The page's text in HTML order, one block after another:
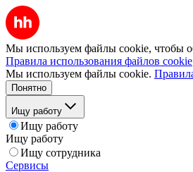
Мы используем файлы cookie, чтобы
Правила использования файлов cookie
Мы используем файлы cookie.
Понятно
Ищу работу
Ищу работу
Ищу работу
Ищу сотрудника
Сервисы